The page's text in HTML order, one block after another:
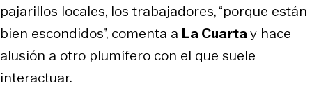
pajarillos locales, los trabajadores, “porque están
bien escondidos”, comenta a La Cuartay hace
alusión a otro plumífero con el que suele
interactuar.